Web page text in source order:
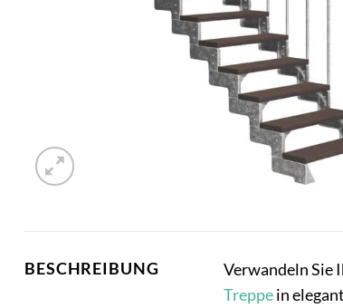
BESCHREIBUNG Verwandeln Sie
Treppein